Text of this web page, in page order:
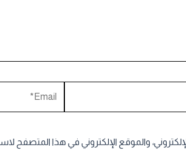
والموقع الإلكتروني في هذا المتصفح